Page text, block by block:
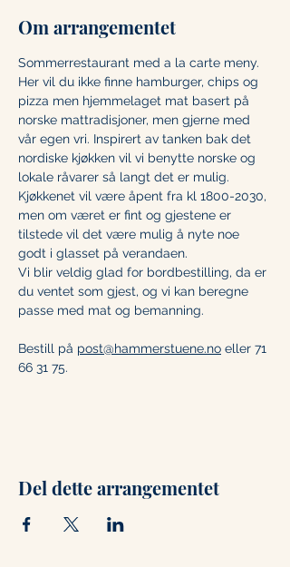
Om arrangementet
Sommerrestaurant med a la carte meny.
Her vil du ikke finne hamburger, chips og
pizza men hjemmelaget mat basert på
norske mattradisjoner, men gjerne med
vår egen vri. Inspirert av tanken bak det
nordiske kjøkken vil vi benytte norske og
lokale råvarer så langt det er mulig.
Kjøkkenet vil være åpent fra kl 1800-2030,
men om været er fint og gjestene er
tilstede vil det være mulig å nyte noe
godt i glasset på verandaen.
Vi blir veldig glad for bordbestilling, da er
du ventet som gjest, og vi kan beregne
passe med mat og bemanning.
Bestill på post@hammerstuene.no eller 71
66 31 75.
Del dette arrangementet